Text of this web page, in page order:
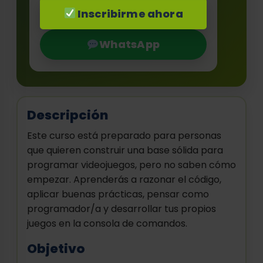
Inscribirme ahora
WhatsApp
Descripción
Este curso está preparado para personas
que quieren construir una base sólida para
programar videojuegos, pero no saben cómo
empezar. Aprenderás a razonar el código,
aplicar buenas prácticas, pensar como
programador/a y desarrollar tus propios
juegos en la consola de comandos.
Objetivo